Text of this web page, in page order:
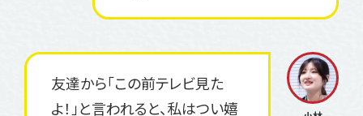
友達から「この前テレビ見た
よ！」と言われると、私はつい嬉